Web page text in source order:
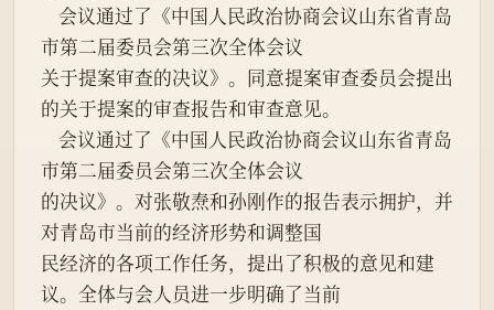
市第二届委员会第三次全体会议
关于提案审查的决议》。同意提案审查委员会提出
的关于提案的审查报告和审查意见。
市第二届委员会第三次全体会议
的决议》。对张敬焘和孙刚作的报告表示拥护，并
对青岛市当前的经济形势和调整国
民经济的各项工作任务，提出了积极的意见和建
议。全体与会人员进一步明确了当前